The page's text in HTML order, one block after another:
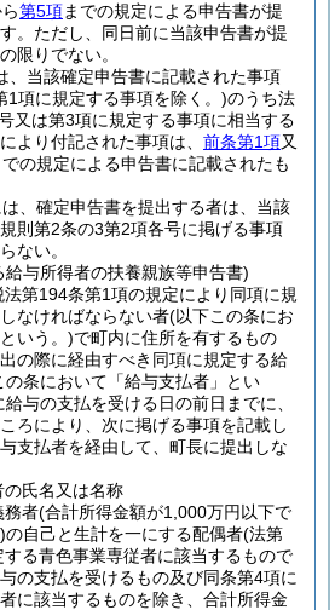
第5項までの規定による申告書が提
。 ただし、同日前に当該申告書が提
限りでない。
、当該確定申告書に記載された事項
1項に規定する事項を除く。)のうち法
又は第3項に規定する事項に相当する
より付記された事項は、 前条第1項又
での規定による申告書に記載されたも
、確定申告書を提出する者は、当該
則第2条の3第2項各号に掲げる事項
ない。
与所得者の扶養親族等申告書)
法第194条第1項の規定により同項に規
なければならない者(以下この条にお
いう。)で町内に住所を有するもの
の際に経由すべき同項に規定する給
の条において「給与支払者」とい
与の支払を受ける日の前日までに、
ろにより、次に掲げる事項を記載し
支払者を経由して、町長に提出しな
氏名又は名称
務者(合計所得金額が1,000万円以下で
の自己と生計を一にする配偶者(法第
る青色事業専従者に該当するもので
の支払を受けるもの及び同条第4項に
に該当するものを除き、合計所得金